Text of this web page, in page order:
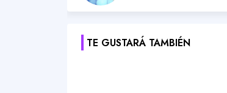
TE GUSTARÁ TAMBIÉN